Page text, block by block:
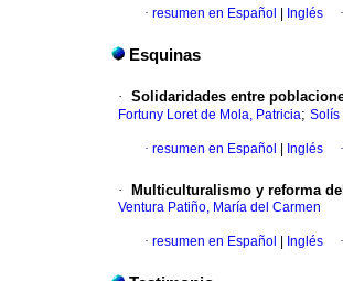
· resumen en Español Inglés ·
Esquinas
· Solidaridades entre
Fortuny Loret de Mola, Patricia; Solís
· resumen en Español Inglés ·
· Multiculturalismo y reforma
Ventura Patiño, María del Carmen
· resumen en Español Inglés ·